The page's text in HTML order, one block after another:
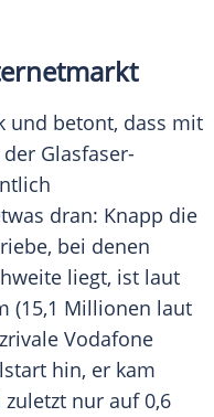
und betont, dass mit
Glasfaser-
dran: Knapp die
bei denen
liegt, ist laut
(15,1 Millionen laut
Vodafone
hin, er kam
nur auf 0,6